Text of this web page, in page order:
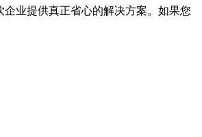
业提供真正省心的解决方案。如果您